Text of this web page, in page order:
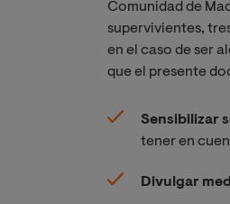
Comunidad de
supervivientes,
en el caso de ser
que el presente
Sensibilizar
tener en
Divulgar